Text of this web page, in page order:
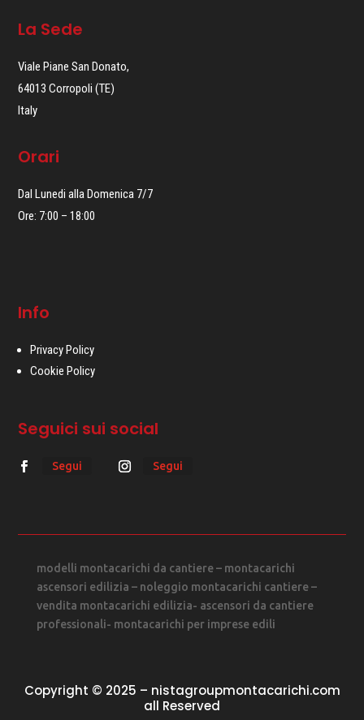
La Sede
Viale Piane San Donato,
64013 Corropoli (TE)
Italy
Orari
Dal Lunedi alla Domenica 7/7
Ore: 7:00 – 18:00
Info
Privacy Policy
Cookie Policy
Seguici sui social
Segui Segui
modelli montacarichi da cantiere – montacarichi
ascensori edilizia – noleggio montacarichi cantiere –
vendita montacarichi edilizia- ascensori da cantiere
professionali- montacarichi per imprese edili
Copyright © 2025 – nistagroupmontacarichi.com
all Reserved